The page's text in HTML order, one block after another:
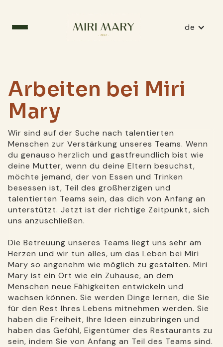
de
Arbeiten bei Miri
Mary
Wir sind auf der Suche nach talentierten
Menschen zur Verstärkung unseres Teams. Wenn
du genauso herzlich und gastfreundlich bist wie
deine Mutter, wenn du deine Eltern besuchst,
möchte jemand, der von Essen und Trinken
besessen ist, Teil des großherzigen und
talentierten Teams sein, das dich von Anfang an
unterstützt. Jetzt ist der richtige Zeitpunkt, sich
uns anzuschließen.
Die Betreuung unseres Teams liegt uns sehr am
Herzen und wir tun alles, um das Leben bei Miri
Mary so angenehm wie möglich zu gestalten. Miri
Mary ist ein Ort wie ein Zuhause, an dem
Menschen neue Fähigkeiten entwickeln und
wachsen können. Sie werden Dinge lernen, die Sie
für den Rest Ihres Lebens mitnehmen werden. Sie
haben die Freiheit, Ihre Ideen einzubringen und
haben das Gefühl, Eigentümer des Restaurants zu
sein, indem Sie von Anfang an Teil des Teams sind.